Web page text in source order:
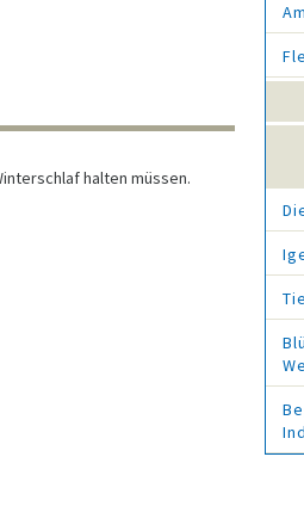
halten müssen.